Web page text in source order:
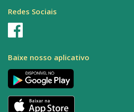
Redes Sociais
Baixe nosso aplicativo